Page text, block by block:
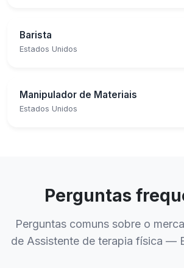
Barista
Estados Unidos
Manipulador de Materiais
Estados Unidos
Perguntas
Perguntas comuns sobre o
de Assistente de terapia física —